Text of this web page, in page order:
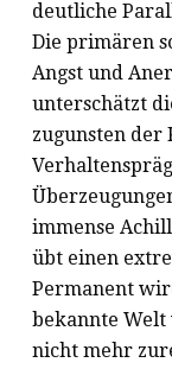
deutliche
Die primären
Angst und
unterschätzt
zugunsten der
immense
übt einen
Permanent
bekannte
nicht mehr